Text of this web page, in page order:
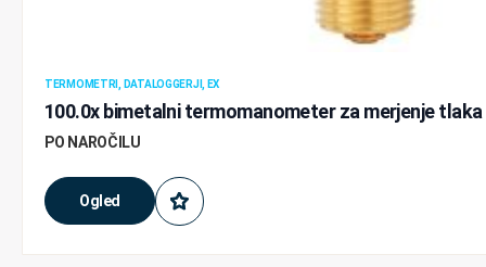
TERMOMETRI, DATALOGGERJI, EX
100.0x bimetalni termomanometer za merjenje
Ogled
PO NAROČILU